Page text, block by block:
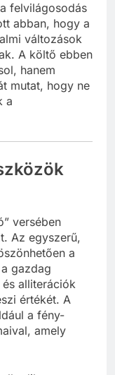
a
felvilágosodás
abban, hogy a
változások
A költő ebben
hanem
mutat, hogy ne
versében
Az egyszerű,
a
gazdag
alliterációk
értékét. A
a fény-
amely